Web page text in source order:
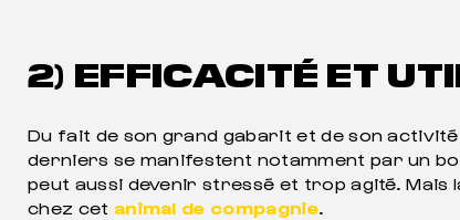
2) EFFICACITÉ ET
Du fait de son grand gabarit et de son
derniers se manifestent notamment par un
peut aussi devenir stressé et trop agité. Mais
chez cet animal de compagnie.